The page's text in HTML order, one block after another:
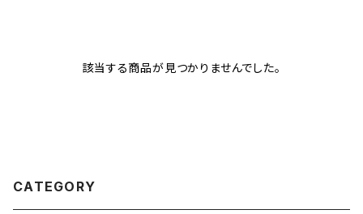
該当する商品が見つかりませんでした。
CATEGORY